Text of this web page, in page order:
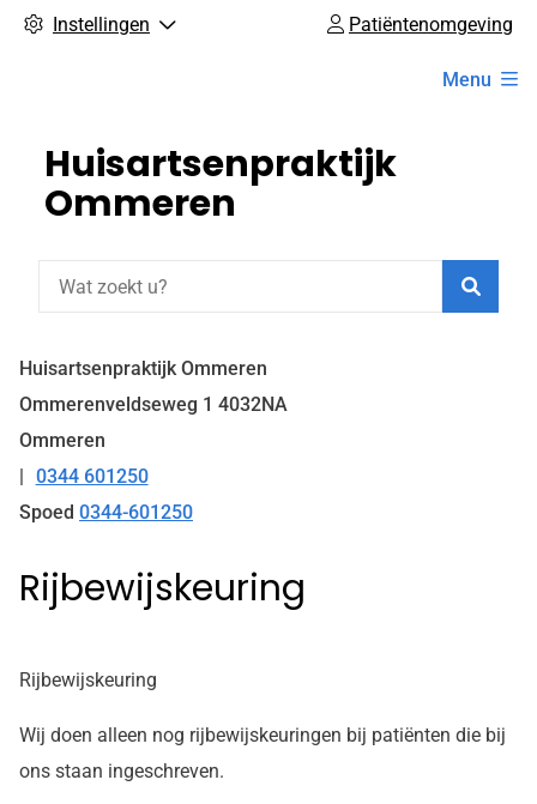
Instellingen Patiëntenomgeving
Menu
Huisartsenpraktijk
Ommeren
Huisartsenpraktijk Ommeren
Ommerenveldseweg 1 4032NA
Ommeren
Tel:
0344 601250
Spoed 0344-601250
Rijbewijskeuring
Rijbewijskeuring
Wij doen alleen nog rijbewijskeuringen bij patiënten die bij
ons staan ingeschreven.